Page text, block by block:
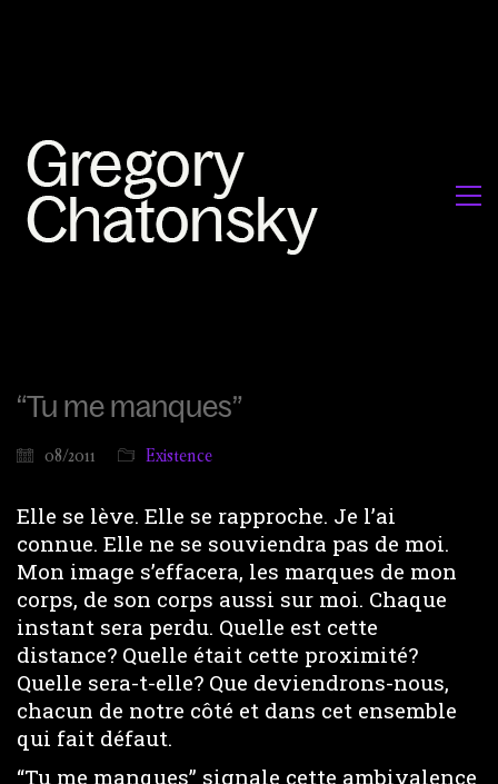
“Tu me manques”
08/2011 Existence
Elle se lève. Elle se rapproche. Je l’ai
connue. Elle ne se souviendra pas de moi.
Mon image s’effacera, les marques de mon
corps, de son corps aussi sur moi. Chaque
instant sera perdu. Quelle est cette
distance? Quelle était cette proximité?
Quelle sera-t-elle? Que deviendrons-nous,
chacun de notre côté et dans cet ensemble
qui fait défaut.
“Tu me manques” signale cette ambivalence